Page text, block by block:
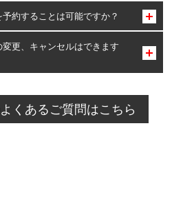
ヤ館のみとなります。
約することは可能ですか？
予約は可能です。
スの組み合わせに限り、同時にご予約が
います。
更、キャンセルはできます
営業日前を過ぎている場合のご予約
ましては、直接ご予約の店舗まで
くあるご質問はこちら